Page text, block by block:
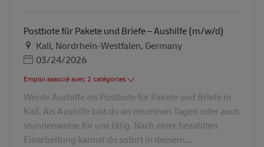
Postbote für Pakete und Briefe – Aushilfe (m/w/d)
LieuKall, Nordrhein-Westfalen, Germany
Posted Date
03/24/2026
Emploi associé avec 2 catégories
Werde Aushilfe als Postbote für Pakete und Briefe in
Kall. Als Aushilfe bist du an einzelnen Tagen oder auch
stundenweise für uns tätig. Nach einer bezahlten
Einarbeitung kannst du sofort in deinem...